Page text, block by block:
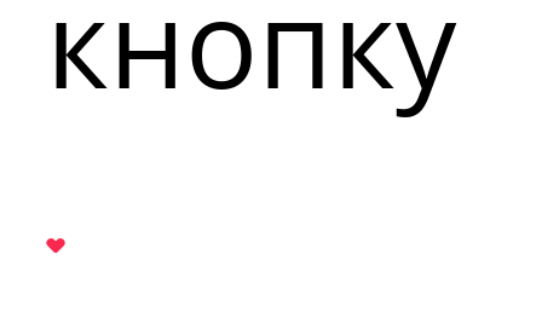
кнопку